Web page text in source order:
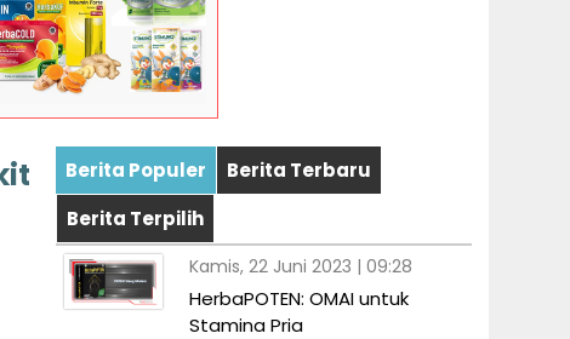
Berita Populer
Berita Terbaru
Berita Terpilih
Kamis, 22 Juni 2023 | 09:28
HerbaPOTEN: OMAI untuk
Stamina Pria